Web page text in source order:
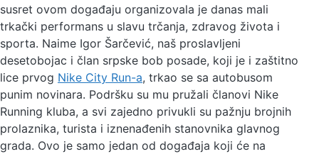
susret ovom događaju organizovala je danas mali
trkački performans u slavu trčanja, zdravog života i
sporta. Naime Igor Šarčević, naš proslavljeni
desetobojac i član srpske bob posade, koji je i zaštitno
lice prvog Nike City Run-a, trkao se sa autobusom
punim novinara. Podršku su mu pružali članovi Nike
Running kluba, a svi zajedno privukli su pažnju brojnih
prolaznika, turista i iznenađenih stanovnika glavnog
grada. Ovo je samo jedan od događaja koji će na